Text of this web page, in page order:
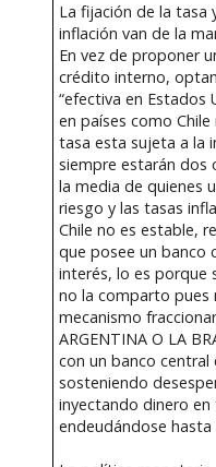
La fijación de la tasa
inflación van de la
En vez de proponer
crédito interno,
“efectiva en Estados
en países como
tasa esta sujeta a la
siempre estarán dos
la media de quienes
riesgo y las tasas
Chile no es estable,
que posee un banco
interés, lo es porque
no la comparto pues
mecanismo
ARGENTINA O LA
con un banco
sosteniendo
inyectando dinero
endeudándose hasta